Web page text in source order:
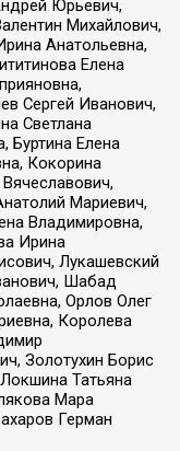
Юрьевич,
Михайлович,
Анатольевна,
Елена
Сергей Иванович,
Светлана
Буртина Елена
Кокорина
Мариевич,
Владимировна,
Ирина
Лукашевский
Шабад
Орлов Олег
Королева
Золотухин Борис
Татьяна
Мара
Герман